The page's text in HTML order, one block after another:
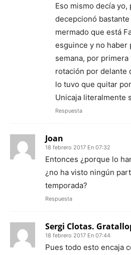
Eso mismo decía yo,
decepcionó
mermado que está
esguince y no haber
semana, por
rotación por delante
lo tuvo que quitar
Unicaja literalmente
Respuesta
Joan
18 febrero 2017 En 07:32
Entonces ¿porque lo
¿no ha visto ningún
temporada?
Respuesta
Sergi Clotas.
18 febrero 2017 En 07:44
Pues todo esto encaja